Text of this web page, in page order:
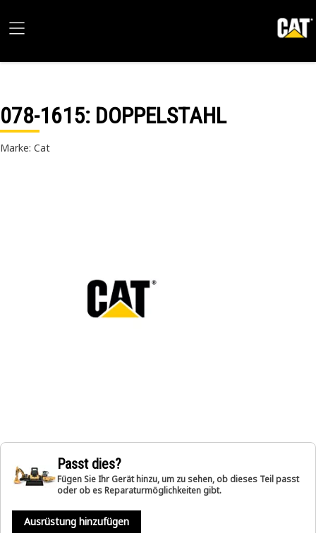
078-1615: DOPPELSTAHL
Marke: Cat
Passt dies?
Fügen Sie Ihr Gerät hinzu, um zu sehen, ob dieses Teil passt
oder ob es Reparaturmöglichkeiten gibt.
Ausrüstung hinzufügen